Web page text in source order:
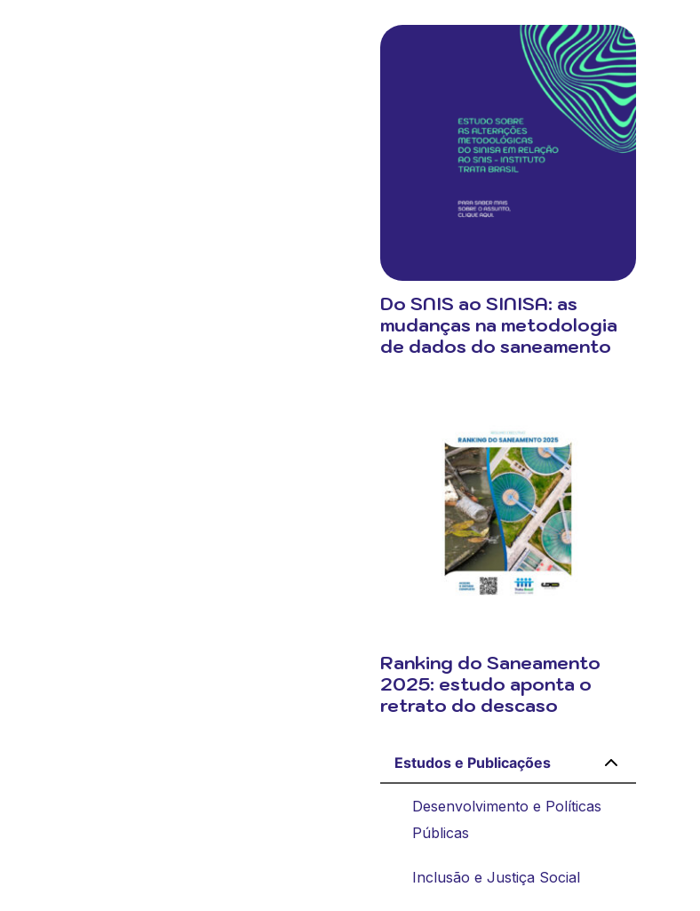
Do SNIS ao SINISA: as
mudanças na metodologia
de dados do saneamento
Ranking do Saneamento
2025: estudo aponta o
retrato do descaso
Estudos e Publicações
Desenvolvimento e Políticas
Públicas
Inclusão e Justiça Social